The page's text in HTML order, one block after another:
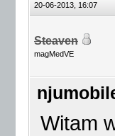
20-06-2013, 16:07
Steaven
magMedVE
Witam